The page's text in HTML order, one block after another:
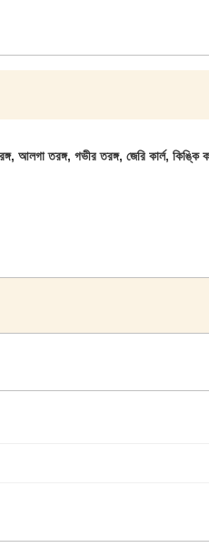
আলগা তরঙ্গ, গভীর তরঙ্গ, জেরি কার্ল, কিঙ্কি